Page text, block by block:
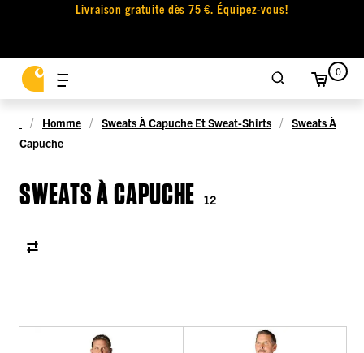
Livraison gratuite dès 75 €. Équipez-vous!
0
Homme Sweats À Capuche Et Sweat-Shirts
Sweats À
Capuche
SWEATS À CAPUCHE 12